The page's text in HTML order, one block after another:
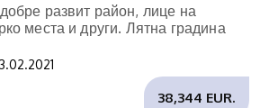
развит район, лице на
места и други. Лятна градина
38,344 EUR.